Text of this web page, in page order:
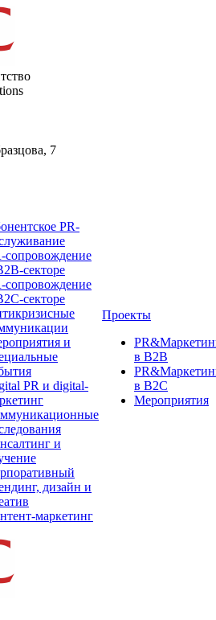
7
PR-
сопровождение
секторе
сопровождение
секторе
и
PR и digital-
и
дизайн и
маркетинг
Проекты
в B2B
в B2C
Мероприятия